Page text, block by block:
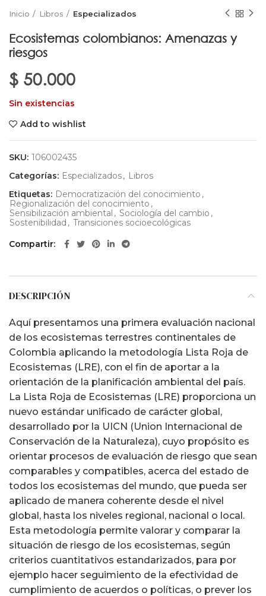
Inicio Libros Especializados
Ecosistemas colombianos: Amenazas y
riesgos
$ 50.000
Sin existencias
Add to wishlist
SKU: 106002435
Categorías: Especializados, Libros
Etiquetas: Democratización del conocimiento ,
Regionalización del conocimiento ,
Sensibilización ambiental , Sociología del cambio ,
Sostenibilidad , Transiciones socioecológicas
Compartir
DESCRIPCIÓN
Aquí presentamos una primera evaluación nacional
de los ecosistemas terrestres continentales de
Colombia aplicando la metodología Lista Roja de
Ecosistemas (LRE), con el fin de aportar a la
orientación de la planificación ambiental del país.
La Lista Roja de Ecosistemas (LRE) proporciona un
nuevo estándar unificado de carácter global,
desarrollado por la UICN (Union Internacional de
Conservación de la Naturaleza), cuyo propósito es
orientar procesos de evaluación de riesgo que sean
comparables y compatibles, acerca del estado de
todos los ecosistemas del mundo, que pueda ser
aplicado de manera coherente desde el nivel
global, hasta los niveles regional, nacional o local.
Esta metodología permite valorar y comparar la
situación de riesgo de los ecosistemas, según
criterios cuantitativos estandarizados, para por
ejemplo hacer seguimiento de la efectividad de
cumplimiento de acuerdos o políticas, o prever los